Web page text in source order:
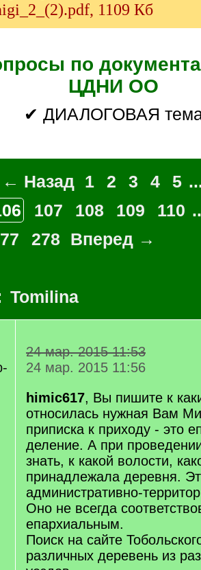
1109 Кб
по
ЦДНИ ОО
✔ ДИАЛОГОВАЯ
← Назад 1 2 3 4 5
107 108 109 110
278 Вперед →
Tomilina
24 мар. 2015 11:53
24 мар. 2015 11:56
himic617, Вы пишите к
относилась нужная Вам
приписка к приходу - это
деление. А при
знать, к какой волости,
принадлежала деревня.
административно-
Оно не всегда
епархиальным.
Поиск на сайте
различных деревень из